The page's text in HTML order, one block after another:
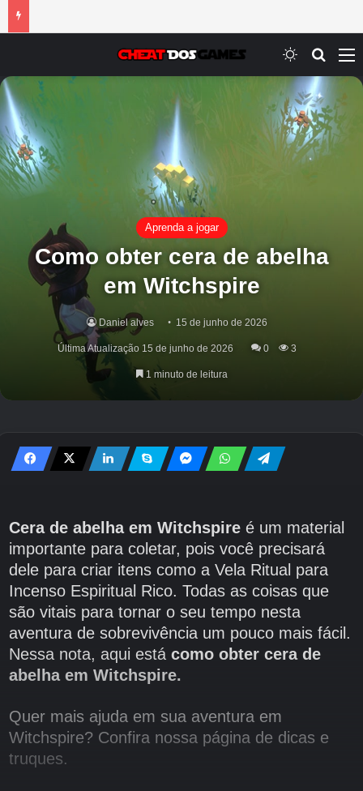
Switch skin
Aprenda a jogar
Como obter cera de abelha
em Witchspire
Daniel alves 15 de junho de 2026
Última Atualização 15 de junho de 2026 0 3
1 minuto de leitura
Cera de abelha em Witchspireé um material
importante para coletar, pois você precisará
dele para criar itens como a Vela Ritual para
Incenso Espiritual Rico. Todas as coisas que
são vitais para tornar o seu tempo nesta
aventura de sobrevivência um pouco mais fácil.
Nessa nota, aqui está como obter cera de
abelha em Witchspire.
Quer mais ajuda em sua aventura em
Witchspire? Confira nossa página de dicas e
truques.